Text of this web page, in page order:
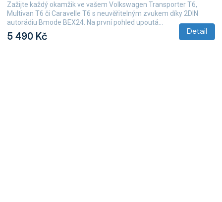
5 490 Kč Detail
Zažijte každý okamžik ve vašem Volkswagen Transporter T6,
Multivan T6 či Caravelle T6 s neuvěřitelným zvukem díky 2DIN
autorádiu Bmode BEX24. Na první pohled upoutá...